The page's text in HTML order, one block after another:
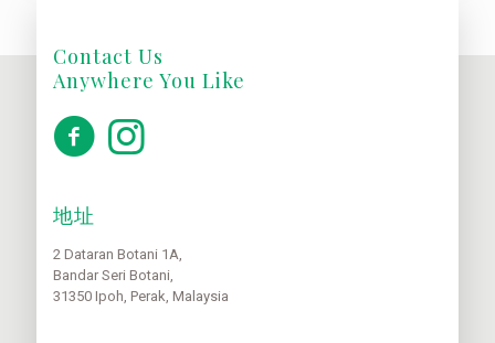
Contact Us
Anywhere You Like
地址
2 Dataran Botani 1A,
Bandar Seri Botani,
31350 Ipoh, Perak, Malaysia